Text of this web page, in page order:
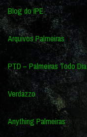
Blog do IPE
Arquivos Palmeiras
PTD – Palmeiras Todo Dia
Verdazzo
Anything Palmeiras